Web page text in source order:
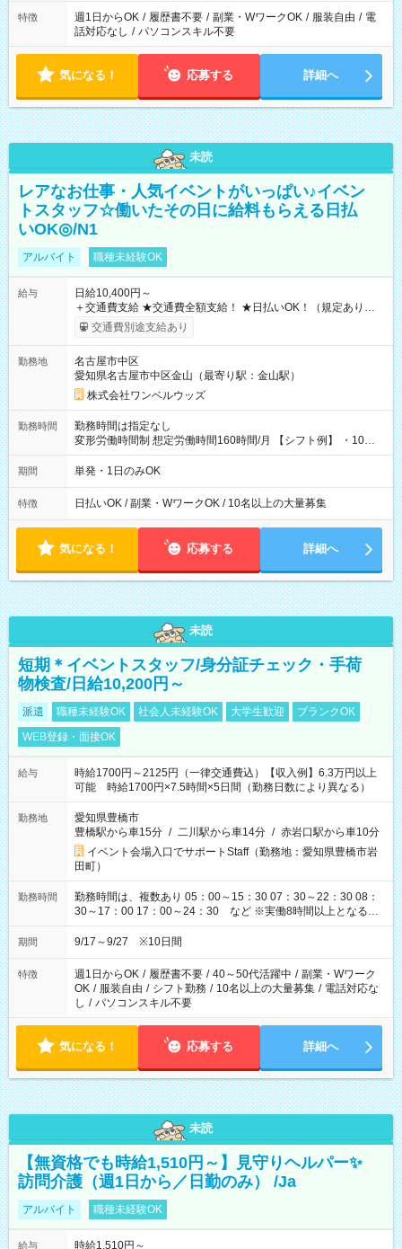
特徴 週1日からOK / 履歴書不要 / 副業・WワークOK / 服装自由 / 電
話対応なし / パソコンスキル不要
気になる！ 応募する 詳細へ
未読
レアなお仕事・人気イベントがいっぱい♪イベン
トスタッフ☆働いたその日に給料もらえる日払
いOK◎/N1
アルバイト 職種未経験OK
給与
日給10,400円～
＋交通費支給 ★交通費全額支給！ ★日払いOK！（規定あり） ┗
働いたその日に現金GET♪ お仕事後はコンビニATMから 日払
交通費別途支給あり
勤務地
名古屋市中区
愛知県名古屋市中区金山（最寄り駅：金山駅）
株式会社ワンベルウッズ
勤務時間
勤務時間は指定なし
変形労働時間制 想定労働時間160時間/月 【シフト例】 ・10：
00～20：00
期間 単発・1日のみOK
特徴 日払いOK / 副業・WワークOK / 10名以上の大量募集
気になる！ 応募する 詳細へ
未読
短期＊イベントスタッフ/身分証チェック・手荷
物検査/日給10,200円～
派遣 職種未経験OK 社会人未経験OK 大学生歓迎
ブランクOK
WEB登録・面接OK
給与
時給1700円～2125円（一律交通費込）【収入例】6.3万円以上
可能 時給1700円×7.5時間×5日間（勤務日数により異なる）
勤務地
愛知県豊橋市
豊橋駅から車15分 / 二川駅から車14分 / 赤岩口駅から車10分
イベント会場入口でサポートStaff（勤務地：愛知県豊橋市岩
田町）
勤務時間
勤務時間は、複数あり 05：00～15：30 07：30～22：30 08：
30～17：00 17：00～24：30 など ※実働8時間以上となる勤
務もあります。 【休憩】60分+他休憩あり 交替で取得します。
安全面に配慮しこまめな休憩があります。
期間 9/17～9/27 ※10日間
特徴 週1日からOK / 履歴書不要 / 40～50代活躍中 / 副業・Wワーク
OK / 服装自由 / シフト勤務 / 10名以上の大量募集 / 電話対応な
し / パソコンスキル不要
気になる！ 応募する 詳細へ
未読
【無資格でも時給1,510円～】見守りヘルパー✨
訪問介護（週1日から／日勤のみ） /Ja
アルバイト 職種未経験OK
給与 時給1,510円～